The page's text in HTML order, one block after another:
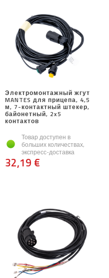
Электромонтажный жгут
MANTES для прицепа, 4,5
м, 7-контактный штекер,
байонетный, 2x5
контактов
Товар доступен в
больших количествах,
экспресс-доставка
32,19 €